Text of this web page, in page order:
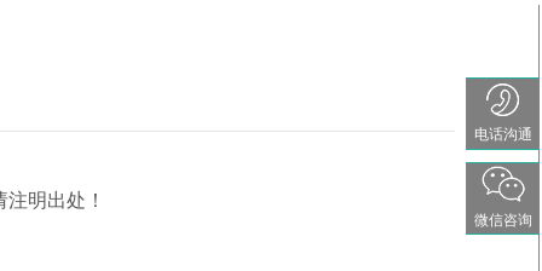
明出处！
电话沟通
微信咨询